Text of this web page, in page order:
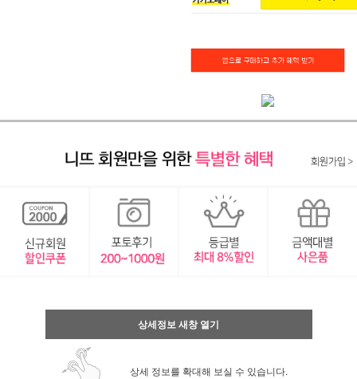
상세정보 새창 열기
상세 정보를 확대해 보실 수 있습니다.